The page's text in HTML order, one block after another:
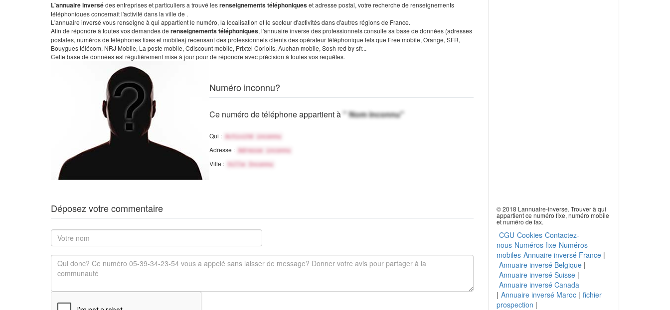
L'annuaire inversédes entreprises et particuliers a trouvé lesrenseignements téléphoniqueset adresse postal, votre recherche de renseignements
téléphoniques concernait l'activité dans la ville de .
L'annuaire inversé vous renseigne à qui appartient le numéro, la localisation et le secteur d'activités dans d'autres régions de France.
Afin de répondre à toutes vos demandes de renseignements téléphoniques, l'annuaire inverse des professionnels consulte sa base de données (adresses
postales, numéros de téléphones fixes et mobiles) recensant des professionnels clients des opérateur téléphonique tels que Free mobile, Orange, SFR,
Bouygues télécom, NRJ Mobile, La poste mobile, Cdiscount mobile, Prixtel Coriolis, Auchan mobile, Sosh red by sfr...
Cette base de données est régulièrement mise à jour pour de répondre avec précision à toutes vos requêtes.
Numéro inconnu?
Ce numéro de téléphone appartient à" Nom inconnu"
Qui : Activité inconnu
Adresse : Adresse inconnu
Ville : Ville Inconnu
Déposez votre commentaire © 2018 Lannuaire-inverse. Trouver à qui
appartient ce numéro fixe, numéro mobile
et numéro de fax.
CGU Cookies Contactez-
nous Numéros fixe Numéros
mobiles Annuaire inversé France|
Annuaire inversé Belgique|
Annuaire inversé Suisse|
Annuaire inversé Canada
| Annuaire inversé Maroc| fichier
prospection |